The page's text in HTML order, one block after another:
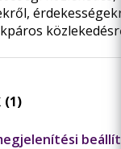
(1)